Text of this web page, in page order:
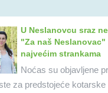
U Neslanovcu sraz
"Za naš Neslanovac"
najvećim strankama
Noćas su objavljene
za predstojeće kotarske